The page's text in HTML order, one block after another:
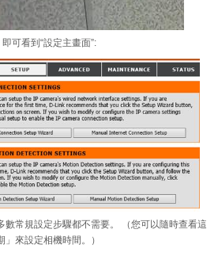
可看到“設定主畫面”:
數常規設定步驟都不需要。 （您可以隨時查看這
來設定相機時間。）